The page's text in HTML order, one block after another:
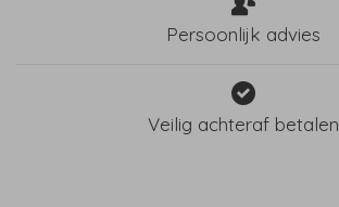
Persoonlijk advies
Veilig achteraf betalen